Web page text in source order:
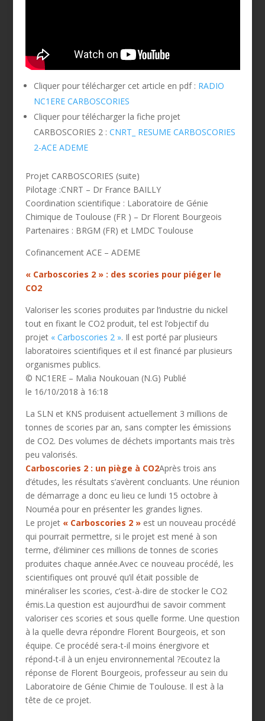
Cliquer pour télécharger cet article en pdf : RADIO
NC1ERE CARBOSCORIES
Cliquer pour télécharger la fiche projet
CARBOSCORIES 2 : CNRT_ RESUME CARBOSCORIES
2-ACE ADEME
Projet CARBOSCORIES (suite)
Pilotage :CNRT – Dr France BAILLY
Coordination scientifique : Laboratoire de Génie
Chimique de Toulouse (FR ) – Dr Florent Bourgeois
Partenaires : BRGM (FR) et LMDC Toulouse
Cofinancement ACE – ADEME
« Carboscories 2 » : des scories pour piéger le
CO2
Valoriser les scories produites par l’industrie du nickel
tout en fixant le CO2 produit, tel est l’objectif du
projet « Carboscories 2 ». Il est porté par plusieurs
laboratoires scientifiques et il est financé par plusieurs
organismes publics.
© NC1ERE – Malia Noukouan (N.G) Publié
le 16/10/2018 à 16:18
La SLN et KNS produisent actuellement 3 millions de
tonnes de scories par an, sans compter les émissions
de CO2. Des volumes de déchets importants mais très
peu valorisés.
Carboscories 2 : un piège à CO2Après trois ans
d’études, les résultats s’avèrent concluants. Une réunion
de démarrage a donc eu lieu ce lundi 15 octobre à
Nouméa pour en présenter les grandes lignes.
Le projet « Carboscories 2 »est un nouveau procédé
qui pourrait permettre, si le projet est mené à son
terme, d’éliminer ces millions de tonnes de scories
produites chaque année.Avec ce nouveau procédé, les
scientifiques ont prouvé qu’il était possible de
minéraliser les scories, c’est-à-dire de stocker le CO2
émis.La question est aujourd’hui de savoir comment
valoriser ces scories et sous quelle forme. Une question
à la quelle devra répondre Florent Bourgeois, et son
équipe. Ce procédé sera-t-il moins énergivore et
répond-t-il à un enjeu environnemental ?Ecoutez la
réponse de Florent Bourgeois, professeur au sein du
Laboratoire de Génie Chimie de Toulouse. Il est à la
tête de ce projet.